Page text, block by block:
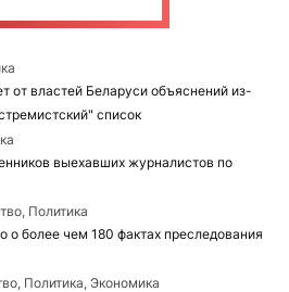
от властей Беларуси объяснений из-
список
выехавших журналистов по
Политика
о более чем 180 фактах преследования
Политика, Экономика